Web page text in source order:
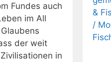
Fundes auch
im All
der weit
in